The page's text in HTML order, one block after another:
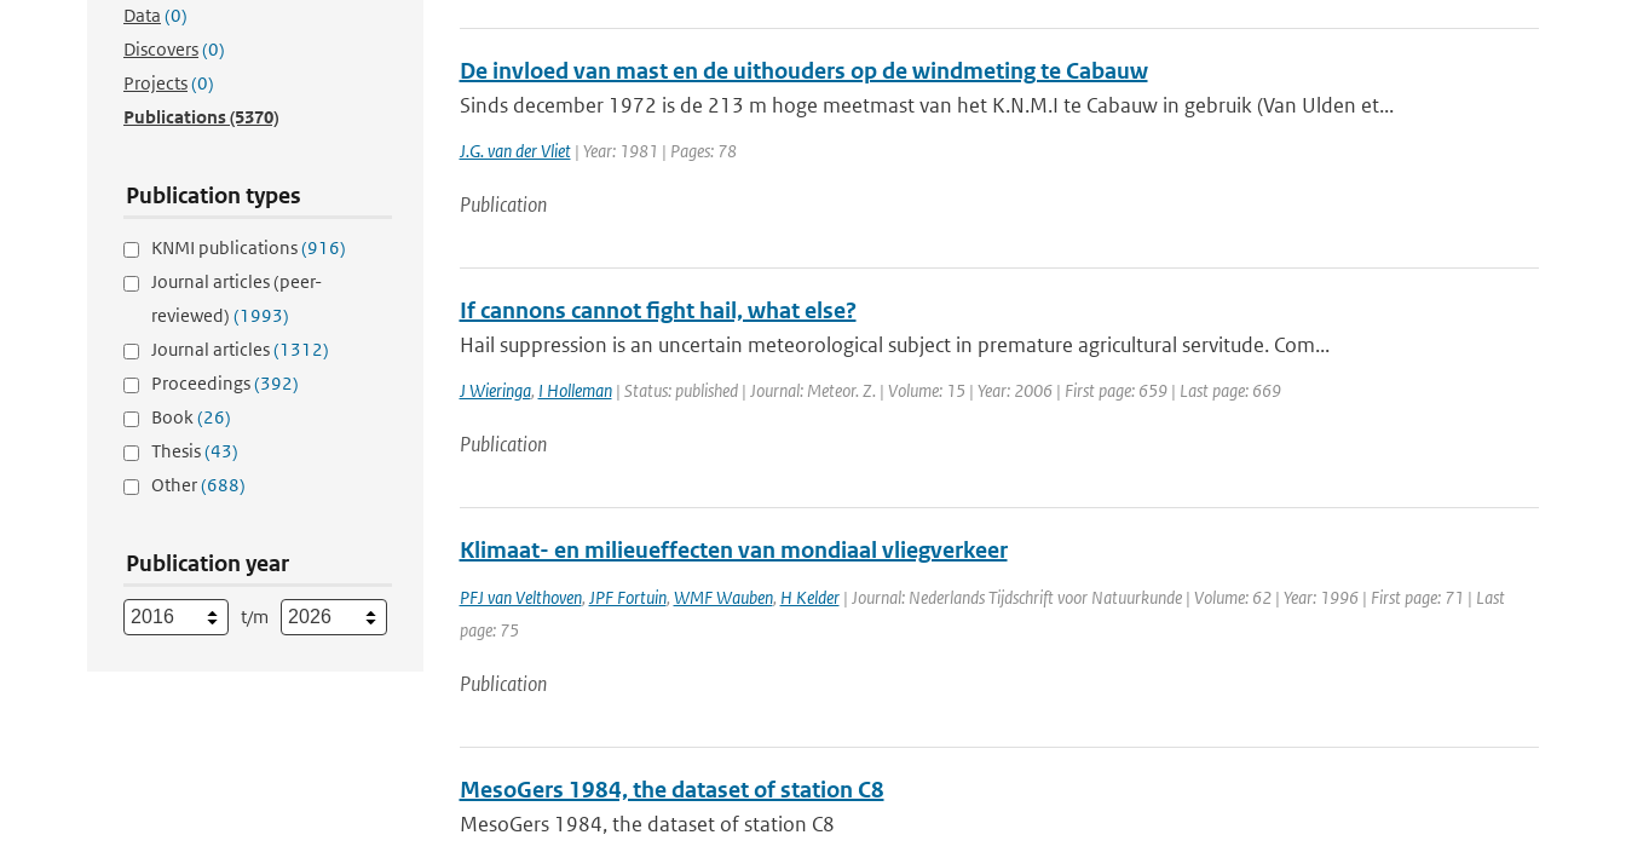
Data (0)
Discovers(0)
Projects(0)
Publications(5370)
Publication types
KNMI publications(916)
Journal articles (peer-
reviewed) (1993)
Journal articles(1312)
Proceedings(392)
Book(26)
Thesis(43)
Other(688)
Publication year
t/m
De invloed van mast en de uithouders op de windmeting te Cabauw
Sinds december 1972 is de 213 m hoge meetmast van het K.N.M.I te Cabauw in gebruik (Van Ulden et...
J.G. van der Vliet| Year: 1981 | Pages: 78
Publication
If cannons cannot fight hail, what else?
Hail suppression is an uncertain meteorological subject in premature agricultural servitude. Com...
J Wieringa, I Holleman| Status: published | Journal: Meteor. Z. | Volume: 15 | Year: 2006 | First page: 659 | Last page: 669
Publication
Klimaat- en milieueffecten van mondiaal vliegverkeer
PFJ van Velthoven, JPF Fortuin, WMF Wauben, H Kelder| Journal: Nederlands Tijdschrift voor Natuurkunde | Volume: 62 | Year: 1996 | First page: 71 | Last
page: 75
Publication
MesoGers 1984, the dataset of station C8
MesoGers 1984, the dataset of station C8